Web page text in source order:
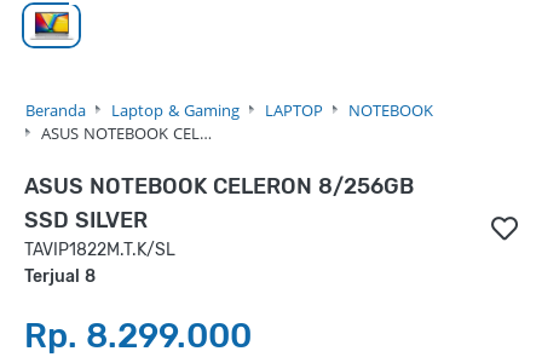
Beranda Laptop & Gaming LAPTOP
NOTEBOOK
ASUS NOTEBOOK CEL…
ASUS NOTEBOOK CELERON 8/256GB
SSD SILVER
TAVIP1822M.T.K/SL
Terjual 8
Rp. 8.299.000